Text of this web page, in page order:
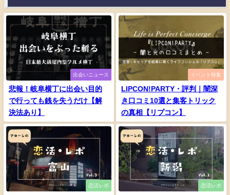
出会いニュース
悲報！岐阜横丁に出会い目的
で行っても銭を失うだけ【解
決法あり】
イベント特集
LIPCON!PARTY・評判｜闇深
き口コミ10選と集客トリック
の真相【リプコン】
恋活レポ 恋活レポ